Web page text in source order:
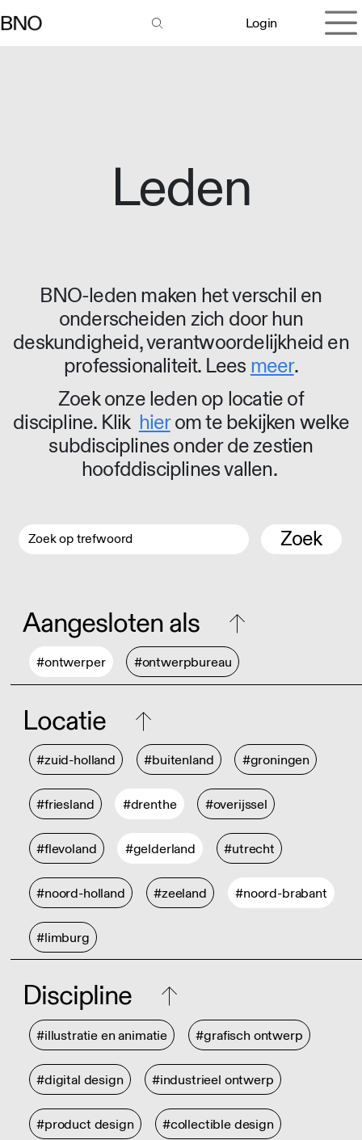
Login
Leden
BNO-leden maken het verschil en
onderscheiden zich door hun
deskundigheid, verantwoordelijkheid en
professionaliteit. Lees meer.
Zoek onze leden op locatie of
discipline. Klik hierom te bekijken welke
subdisciplines onder de zestien
hoofddisciplines vallen.
Zoek
Aangesloten als
#ontwerper #ontwerpbureau
Locatie
#zuid-holland #buitenland #groningen
#friesland #drenthe #overijssel
#flevoland #gelderland #utrecht
#noord-holland #zeeland #noord-brabant
#limburg
Discipline
#illustratie en animatie #grafisch ontwerp
#digital design #industrieel ontwerp
#product design #collectible design